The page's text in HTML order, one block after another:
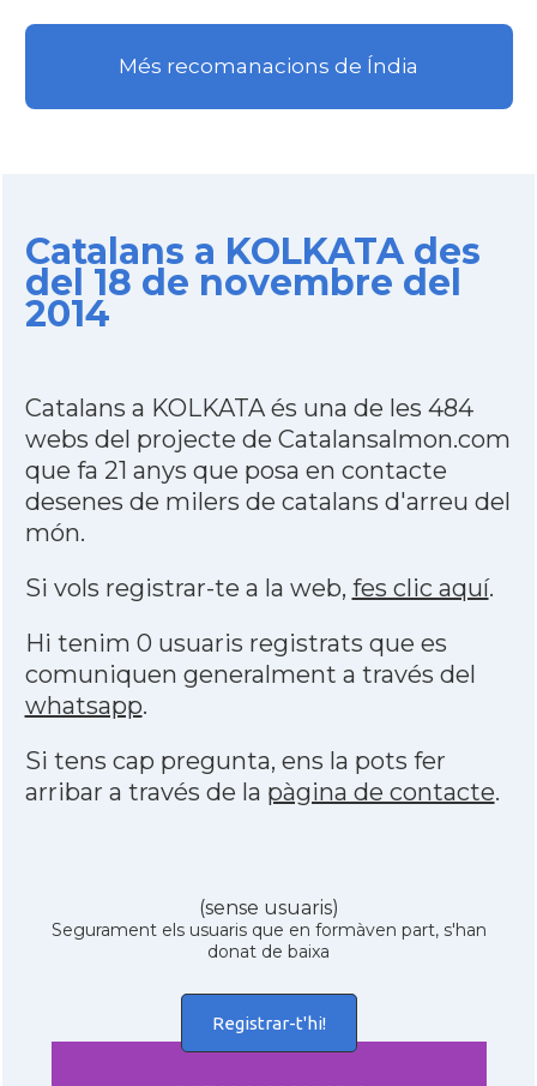
Més recomanacions de Índia
Catalans a KOLKATA des
del 18 de novembre del
2014
Catalans a KOLKATA és una de les 484
webs del projecte de Catalansalmon.com
que fa 21 anys que posa en contacte
desenes de milers de catalans d'arreu del
món.
Si vols registrar-te a la web, fes clic aquí.
Hi tenim 0 usuaris registrats que es
comuniquen generalment a través del
whatsapp.
Si tens cap pregunta, ens la pots fer
arribar a través de la pàgina de contacte.
(sense usuaris)
Segurament els usuaris que en formàven part, s'han
donat de baixa
Registrar-t'hi!